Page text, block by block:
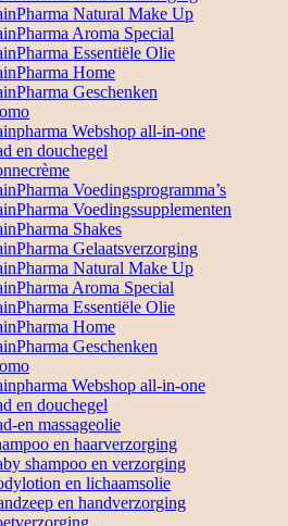
Natural Make Up
Aroma Special
Essentiële Olie
Home
Geschenken
Webshop all-in-one
en douchegel
Voedingsprogramma’s
Voedingssupplementen
Shakes
Gelaatsverzorging
Natural Make Up
Aroma Special
Essentiële Olie
Home
Geschenken
Webshop all-in-one
en douchegel
en massageolie
en haarverzorging
shampoo en verzorging
en lichaamsolie
en handverzorging